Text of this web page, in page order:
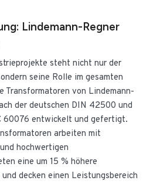
Lindemann-Regner
steht nicht nur der
seine Rolle im gesamten
Transformatoren von Lindemann-
der deutschen DIN 42500 und
60076 entwickelt und gefertigt.
arbeiten mit
hochwertigen
eine um 15 % höhere
decken einen Leistungsbereich